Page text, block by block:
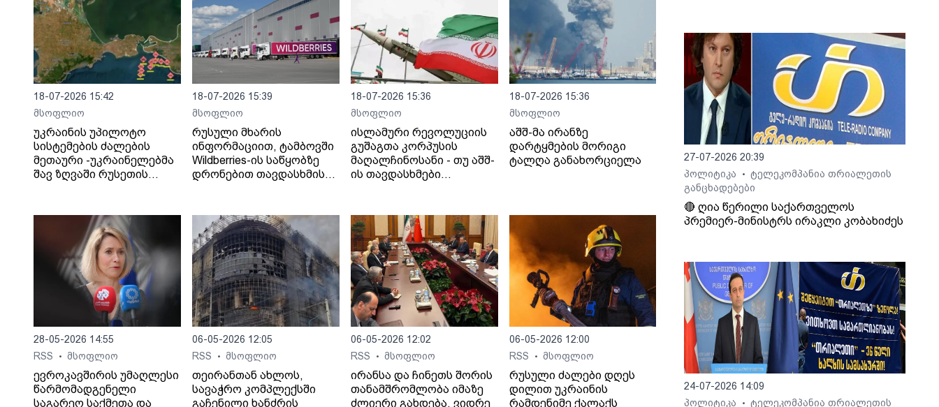
18-07-2026 15:42
მსოფლიო
უკრაინის უპილოტო
სისტემების ძალების
მეთაური -უკრაინელებმა
შავ ზღვაში რუსეთის
18-07-2026 15:39
მსოფლიო
რუსული მხარის
ინფორმაციით, ტამბოვში
Wildberries-ის საწყობზე
დრონებით თავდასხმის
18-07-2026 15:36
მსოფლიო
ისლამური რევოლუციის
გუშაგთა კორპუსის
მაღალჩინოსანი - თუ აშშ-
ის თავდასხმები
შეტევითი ოპერაციების
ფაზაში გადავალთ.
18-07-2026 15:36
მსოფლიო
აშშ-მა ირანზე
დარტყმების მორიგი
ტალღა განახორციელა
28-05-2026 14:55
RSS
• მსოფლიო
ევროკავშირის უმაღლესი
წარმომადგენელი
საგარეო საქმეთა და
06-05-2026 12:05
RSS
• მსოფლიო
თეირანთან ახლოს,
სავაჭრო კომპლექსში
გაჩენილი ხანძრის
06-05-2026 12:02
RSS
• მსოფლიო
ირანსა და ჩინეთს შორის
თანამშრომლობა იმაზე
ძლიერი გახდება, ვიდრე
06-05-2026 12:00
RSS
• მსოფლიო
რუსული ძალები დღეს
დილით უკრაინის
რამდენიმე ქალაქს
27-07-2026 20:39
პოლიტიკა
•
ტელეკომპანია თრიალეთის
განცხადებები
🔴 ღია წერილი საქართველოს
პრემიერ-მინისტრს ირაკლი კობახიძეს
24-07-2026 14:09
პოლიტიკა
•
ტელეკომპანია თრიალეთის